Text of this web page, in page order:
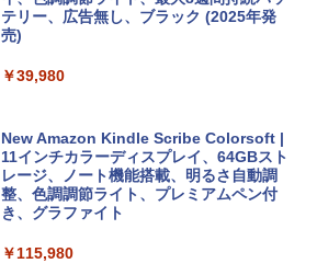
【Amazon.co.jp限定】 HP ノートパソコ
SSD インテル Core 5
FMV ノートパソコン WE1-K3 (MS 365 P
ersonal/Copilotキー搭載/Win 11/15.6型/
Core i5/16GB/SSD 512GB/ホワイト) FM
版)|オンラインコード版|Windows11、1
￥37,224
1冊ですべて身につくHTML & CSSとWe
テリー、広告無し、ブラック (2025年発
売)
￥39,980
New Amazon Kindle Scribe Colorsoft |
11インチカラーディスプレイ、64GBスト
レージ、ノート機能搭載、明るさ自動調
整、色調調節ライト、プレミアムペン付
き、グラファイト
￥115,980